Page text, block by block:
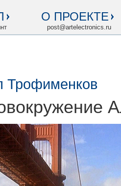
О ПРОЕКТЕ
post@artelectronics.ru
Трофименков